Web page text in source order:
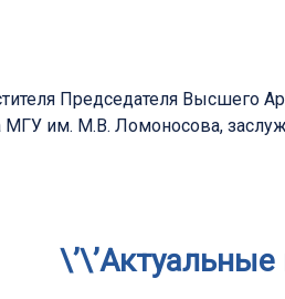
Председателя Высшего
МГУ им. М.В. Ломоносова,